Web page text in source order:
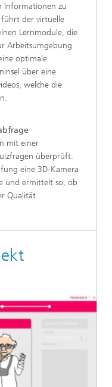
Informationen zu
führt der virtuelle
Lernmodule, die
Arbeitsumgebung
optimale
über eine
welche die
mit einer
überprüft.
eine 3D-Kamera
und ermittelt so, ob
Qualität